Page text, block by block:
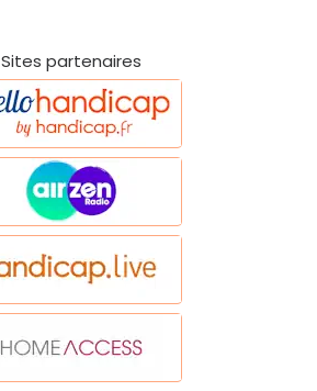
Sites partenaires